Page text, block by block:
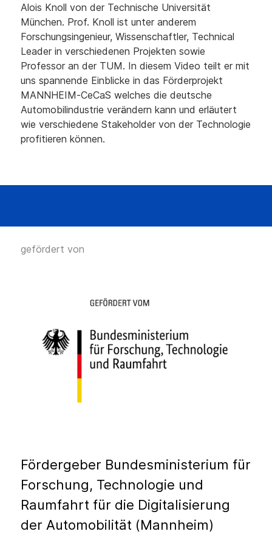
Alois Knoll von der Technische Universität
München. Prof. Knoll ist unter anderem
Forschungsingenieur, Wissenschaftler, Technical
Leader in verschiedenen Projekten sowie
Professor an der TUM. In diesem Video teilt er mit
uns spannende Einblicke in das Förderprojekt
MANNHEIM-CeCaS welches die deutsche
Automobilindustrie verändern kann und erläutert
wie verschiedene Stakeholder von der Technologie
profitieren können.
gefördert von
Fördergeber Bundesministerium für
Forschung, Technologie und
Raumfahrt für die Digitalisierung
der Automobilität (Mannheim)